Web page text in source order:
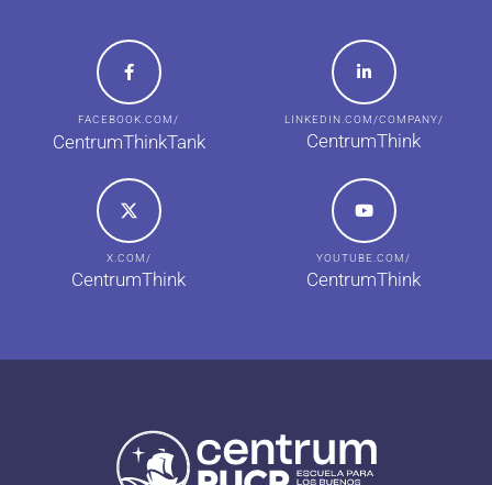
FACEBOOK.COM/
CentrumThinkTank
LINKEDIN.COM/COMPANY/
CentrumThink
X.COM/
CentrumThink
YOUTUBE.COM/
CentrumThink